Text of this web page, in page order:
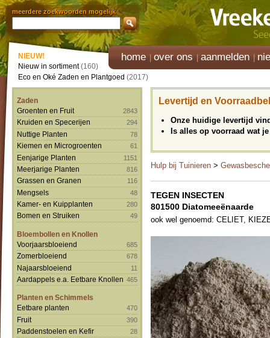
meerdere zoekwoorden mogelijk
home over ons aanmelden
NIEUW!
Nieuw in sortiment(160)
Eco en Oké Zaden en Plantgoed (2017)
Zaden
Groenten en Fruit
2843
Kruiden en Specerijen 294
Nuttige Planten 78
Kiemen en Microgroenten 61
Eenjarige Planten 1151
Meerjarige Planten 816
Grassen en Granen 116
Mengsels 48
Kamer- en Kuipplanten 280
Bomen en Struiken 49
Bloembollen en Knollen
Voorjaarsbloeiend
685
Zomerbloeiend 678
Najaarsbloeiend 11
Aardappels e.a. Eetbare Knollen 465
Planten en Schimmels
Eetbare planten
470
Fruit 390
Paddenstoelen en Kefir 28
Levertijd en
Onze huidige levertijd
Is alles op voorraad wat
Hulp bij Tuinieren >
TEGEN INSECTEN
801500 Diatomeeënaarde
ook wel genoemd: CELIET,